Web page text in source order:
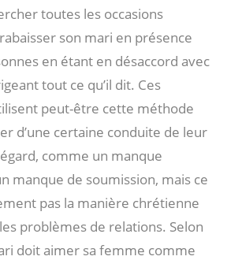
toutes les occasions
son mari en présence
en étant en désaccord avec
tout ce qu’il dit. Ces
peut-être cette méthode
d’une certaine conduite de leur
comme un manque
manque de soumission, mais ce
pas la manière chrétienne
problèmes de relations. Selon
doit aimer sa femme comme